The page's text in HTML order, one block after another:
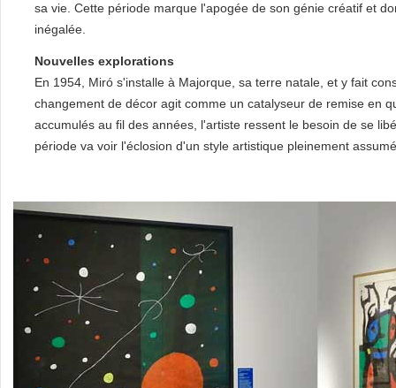
sa vie. Cette période marque l'apogée de son génie créatif et
inégalée.
Nouvelles explorations
En 1954, Miró s'installe à Majorque, sa terre natale, et y fait
changement de décor agit comme un catalyseur de remise en
accumulés au fil des années, l'artiste ressent le besoin de se
période va voir l'éclosion d'un style artistique pleinement